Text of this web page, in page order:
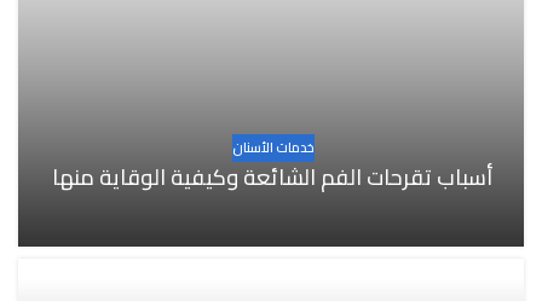
خدمات الأسنان
أسباب تقرحات الفم الشائعة وكيفية الوقاية منها